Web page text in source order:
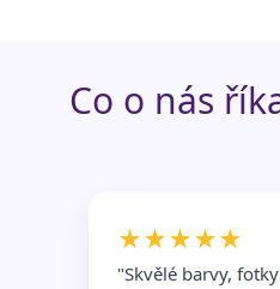
Co o nás
★★★★★
"Skvělé barvy,